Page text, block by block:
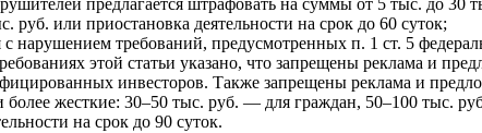
предлагается штрафовать на суммы от 5 тыс. до
или приостановка деятельности на срок до 60 суток;
нарушением требований, предусмотренных п. 1 ст. 5
этой статьи указано, что запрещены реклама и
инвесторов. Также запрещены реклама и
более жесткие: 30–50 тыс. руб. — для граждан, 50–100
на срок до 90 суток.